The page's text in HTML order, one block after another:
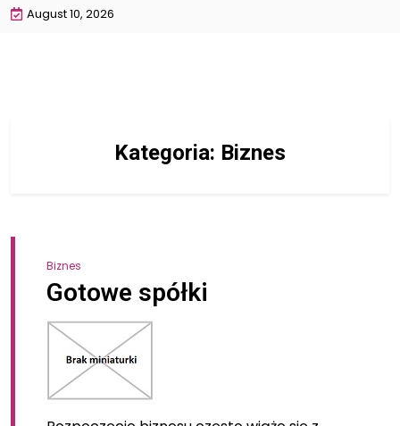
August 10, 2026
Kategoria: Biznes
Biznes
Gotowe spółki